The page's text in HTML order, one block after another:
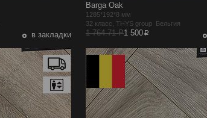
в закладки
Barga Oak
1285*192*8 мм
32 класс, THYS group Бельгия
1 764.71 Р1 500p